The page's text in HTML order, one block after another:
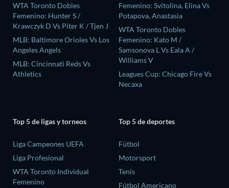
WTA Toronto Dobles
Femenino: Hunter S /
Krawczyk D Vs Piter K / Tjen J
MLB: Baltimore Orioles Vs Los
Angeles Angels
MLB: Cincinnati Reds Vs
Athletics
Femenino: Svitolina, Elina Vs
Potapova, Anastasia
WTA Toronto Dobles
Femenino: Kato M /
Samsonova L Vs Eala A /
Williams V
Leagues Cup: Chicago Fire Vs
Necaxa
Top 5 de ligas y torneos
Liga Campeones UEFA
Liga Profesional
WTA Toronto Individual
Femenino
Top 5 de deportes
Fútbol
Motorsport
Tenis
Fútbol Americano